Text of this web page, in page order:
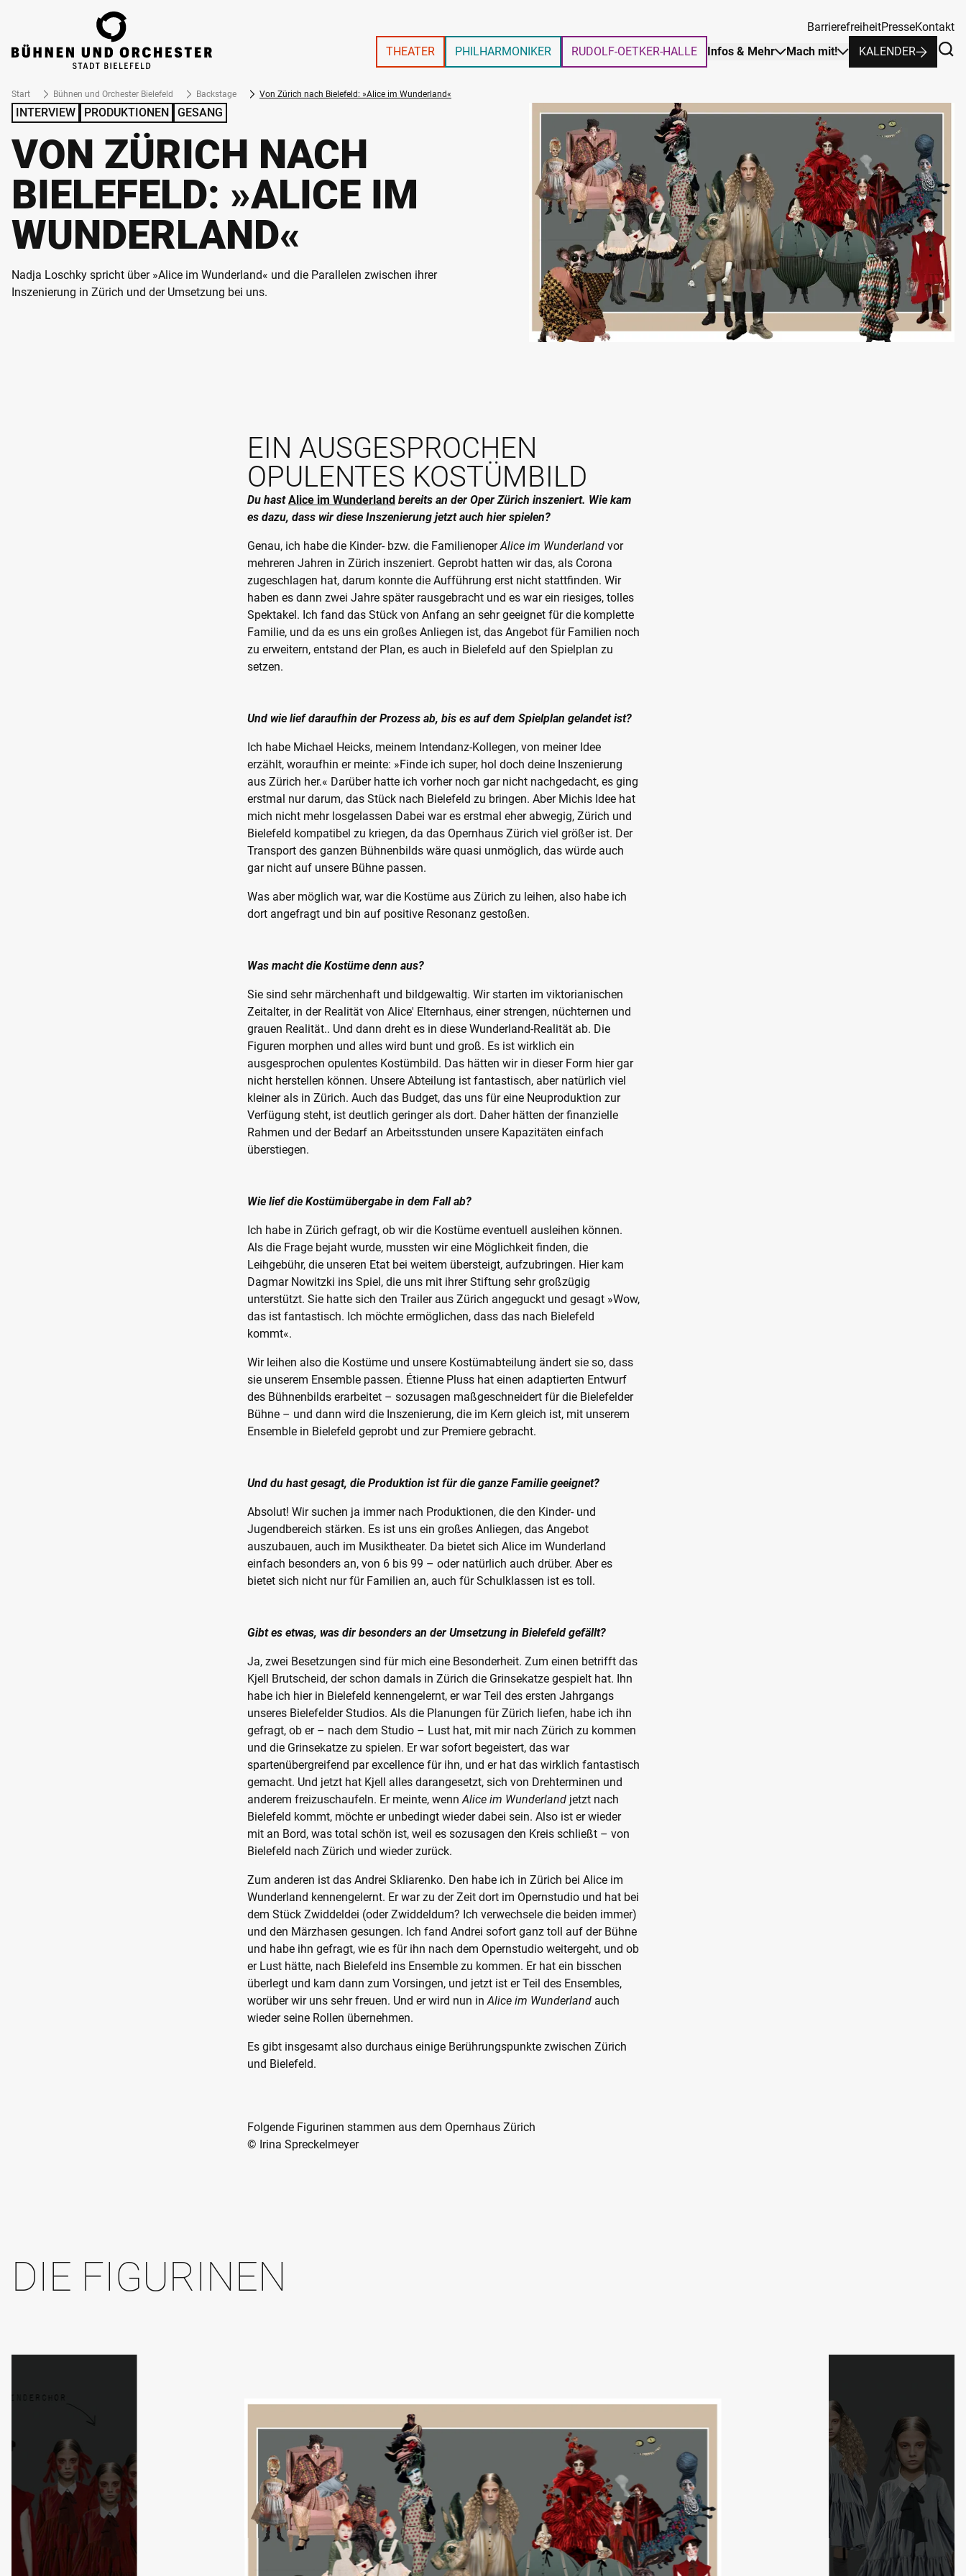
ZUM HAUPTINHALT SPRINGEN
THEATER PHILHARMONIKER RUDOLF-OETKER-HALLE Infos & Mehr Mach mit! KALENDER
BarrierefreiheitPresseKontakt
Start Bühnen und Orchester Bielefeld Backstage Von Zürich nach Bielefeld: »Alice im Wunderland«
INTERVIEW PRODUKTIONEN GESANG
VON ZÜRICH NACH
BIELEFELD: »ALICE IM
WUNDERLAND«
Nadja Loschky spricht über »Alice im Wunderland« und die Parallelen zwischen ihrer
Inszenierung in Zürich und der Umsetzung bei uns.
EIN AUSGESPROCHEN
OPULENTES KOSTÜMBILD
Du hastAlice im Wunderland bereits an der Oper Zürich inszeniert. Wie kam
es dazu, dass wir diese Inszenierung jetzt auch hier spielen?
Genau, ich habe die Kinder- bzw. die FamilienoperAlice im Wunderlandvor
mehreren Jahren in Zürich inszeniert. Geprobt hatten wir das, als Corona
zugeschlagen hat, darum konnte die Aufführung erst nicht stattfinden. Wir
haben es dann zwei Jahre später rausgebracht und es war ein riesiges, tolles
Spektakel. Ich fand das Stück von Anfang an sehr geeignet für die komplette
Familie, und da es uns ein großes Anliegen ist, das Angebot für Familien noch
zu erweitern, entstand der Plan, es auch in Bielefeld auf den Spielplan zu
setzen.
Und wie lief daraufhin der Prozess ab, bis es auf dem Spielplan gelandet ist?
Ich habe Michael Heicks, meinem Intendanz-Kollegen, von meiner Idee
erzählt, woraufhin er meinte: »Finde ich super, hol doch deine Inszenierung
aus Zürich her.« Darüber hatte ich vorher noch gar nicht nachgedacht, es ging
erstmal nur darum, das Stück nach Bielefeld zu bringen. Aber Michis Idee hat
mich nicht mehr losgelassen Dabei war es erstmal eher abwegig, Zürich und
Bielefeld kompatibel zu kriegen, da das Opernhaus Zürich viel größer ist. Der
Transport des ganzen Bühnenbilds wäre quasi unmöglich, das würde auch
gar nicht auf unsere Bühne passen.
Was aber möglich war, war die Kostüme aus Zürich zu leihen, also habe ich
dort angefragt und bin auf positive Resonanz gestoßen.
Was macht die Kostüme denn aus?
Sie sind sehr märchenhaft und bildgewaltig. Wir starten im viktorianischen
Zeitalter, in der Realität von Alice' Elternhaus, einer strengen, nüchternen und
grauen Realität.. Und dann dreht es in diese Wunderland-Realität ab. Die
Figuren morphen und alles wird bunt und groß. Es ist wirklich ein
ausgesprochen opulentes Kostümbild. Das hätten wir in dieser Form hier gar
nicht herstellen können. Unsere Abteilung ist fantastisch, aber natürlich viel
kleiner als in Zürich. Auch das Budget, das uns für eine Neuproduktion zur
Verfügung steht, ist deutlich geringer als dort. Daher hätten der finanzielle
Rahmen und der Bedarf an Arbeitsstunden unsere Kapazitäten einfach
überstiegen.
Wie lief die Kostümübergabe in dem Fall ab?
Ich habe in Zürich gefragt, ob wir die Kostüme eventuell ausleihen können.
Als die Frage bejaht wurde, mussten wir eine Möglichkeit finden, die
Leihgebühr, die unseren Etat bei weitem übersteigt, aufzubringen. Hier kam
Dagmar Nowitzki ins Spiel, die uns mit ihrer Stiftung sehr großzügig
unterstützt. Sie hatte sich den Trailer aus Zürich angeguckt und gesagt »Wow,
das ist fantastisch. Ich möchte ermöglichen, dass das nach Bielefeld
kommt«.
Wir leihen also die Kostüme und unsere Kostümabteilung ändert sie so, dass
sie unserem Ensemble passen. Étienne Pluss hat einen adaptierten Entwurf
des Bühnenbilds erarbeitet – sozusagen maßgeschneidert für die Bielefelder
Bühne – und dann wird die Inszenierung, die im Kern gleich ist, mit unserem
Ensemble in Bielefeld geprobt und zur Premiere gebracht.
Und du hast gesagt, die Produktion ist für die ganze Familie geeignet?
Absolut! Wir suchen ja immer nach Produktionen, die den Kinder- und
Jugendbereich stärken. Es ist uns ein großes Anliegen, das Angebot
auszubauen, auch im Musiktheater. Da bietet sich Alice im Wunderland
einfach besonders an, von 6 bis 99 – oder natürlich auch drüber. Aber es
bietet sich nicht nur für Familien an, auch für Schulklassen ist es toll.
Gibt es etwas, was dir besonders an der Umsetzung in Bielefeld gefällt?
Ja, zwei Besetzungen sind für mich eine Besonderheit. Zum einen betrifft das
Kjell Brutscheid, der schon damals in Zürich die Grinsekatze gespielt hat. Ihn
habe ich hier in Bielefeld kennengelernt, er war Teil des ersten Jahrgangs
unseres Bielefelder Studios. Als die Planungen für Zürich liefen, habe ich ihn
gefragt, ob er – nach dem Studio – Lust hat, mit mir nach Zürich zu kommen
und die Grinsekatze zu spielen. Er war sofort begeistert, das war
spartenübergreifend par excellence für ihn, und er hat das wirklich fantastisch
gemacht. Und jetzt hat Kjell alles darangesetzt, sich von Drehterminen und
anderem freizuschaufeln. Er meinte, wennAlice im Wunderlandjetzt nach
Bielefeld kommt, möchte er unbedingt wieder dabei sein. Also ist er wieder
mit an Bord, was total schön ist, weil es sozusagen den Kreis schließt – von
Bielefeld nach Zürich und wieder zurück.
Zum anderen ist das Andrei Skliarenko. Den habe ich in Zürich bei Alice im
Wunderland kennengelernt. Er war zu der Zeit dort im Opernstudio und hat bei
dem Stück Zwiddeldei (oder Zwiddeldum? Ich verwechsele die beiden immer)
und den Märzhasen gesungen. Ich fand Andrei sofort ganz toll auf der Bühne
und habe ihn gefragt, wie es für ihn nach dem Opernstudio weitergeht, und ob
er Lust hätte, nach Bielefeld ins Ensemble zu kommen. Er hat ein bisschen
überlegt und kam dann zum Vorsingen, und jetzt ist er Teil des Ensembles,
worüber wir uns sehr freuen. Und er wird nun inAlice im Wunderlandauch
wieder seine Rollen übernehmen.
Es gibt insgesamt also durchaus einige Berührungspunkte zwischen Zürich
und Bielefeld.
Folgende Figurinen stammen aus dem Opernhaus Zürich
© Irina Spreckelmeyer
DIE FIGURINEN